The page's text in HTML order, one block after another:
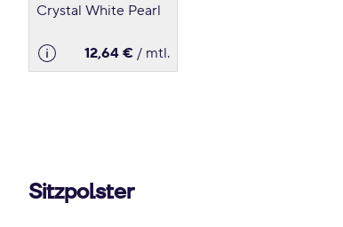
Crystal White Pearl
12,64 € / mtl.
Sitzpolster